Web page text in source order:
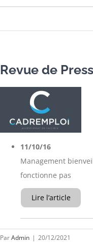
Revue de
11/10/16
Management
fonctionne pas
Lire l’article
ParAdmin | 20/12/2021